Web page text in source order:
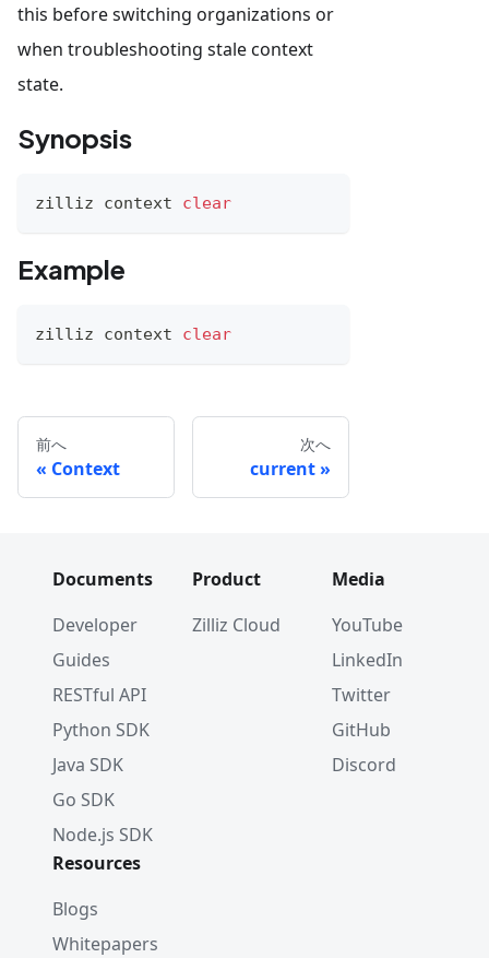
this before switching organizations or
when troubleshooting stale context
state.
Synopsis
zilliz context clear
Example
zilliz context clear
前へ
Context
次へ
current
Documents
Developer
Guides
RESTful API
Python SDK
Java SDK
Go SDK
Node.js SDK
Product
Zilliz Cloud
Media
YouTube
LinkedIn
Twitter
GitHub
Discord
Resources
Blogs
Whitepapers